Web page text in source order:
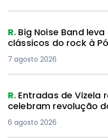
R. Big Noise Band
clássicos do rock à
7 agosto 2026
R. Entradas de Vizela
celebram revolução
6 agosto 2026